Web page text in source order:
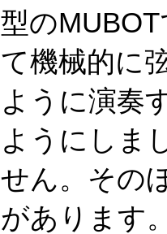
型の
て機械的に
ように演奏
ようにしま
せん。その
があります